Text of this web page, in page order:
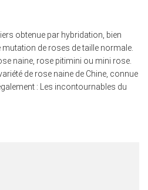
obtenue par hybridation, bien
mutation de roses de taille normale.
naine, rose pitimini ou mini rose.
de rose naine de Chine, connue
: Les incontournables du